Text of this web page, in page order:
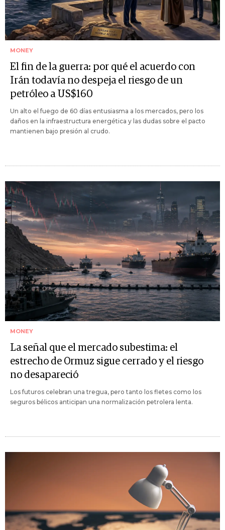
MONEY
El fin de la guerra: por qué el acuerdo con
Irán todavía no despeja el riesgo de un
petróleo a US$160
Un alto el fuego de 60 días entusiasma a los mercados, pero los
daños en la infraestructura energética y las dudas sobre el pacto
mantienen bajo presión al crudo.
MONEY
La señal que el mercado subestima: el
estrecho de Ormuz sigue cerrado y el riesgo
no desapareció
Los futuros celebran una tregua, pero tanto los fletes como los
seguros bélicos anticipan una normalización petrolera lenta.